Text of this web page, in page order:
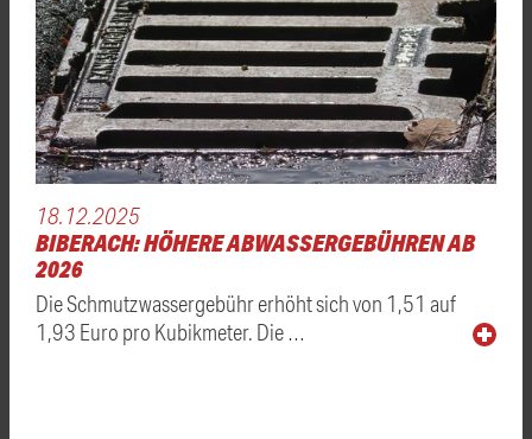
18.12.2025
BIBERACH: HÖHERE ABWASSERGEBÜHREN AB
2026
Die Schmutzwassergebühr erhöht sich von 1,51 auf
1,93 Euro pro Kubikmeter. Die …